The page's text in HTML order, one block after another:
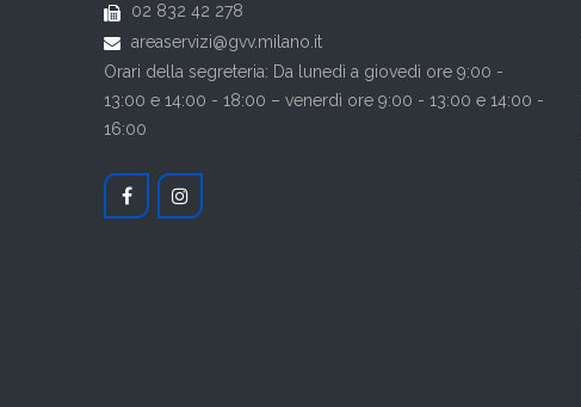
02 832 42 278
areaservizi@gvv.milano.it
Orari della segreteria: Da lunedì a giovedì ore 9:00 -
13:00 e 14:00 - 18:00 – venerdì ore 9:00 - 13:00 e 14:00 -
16:00